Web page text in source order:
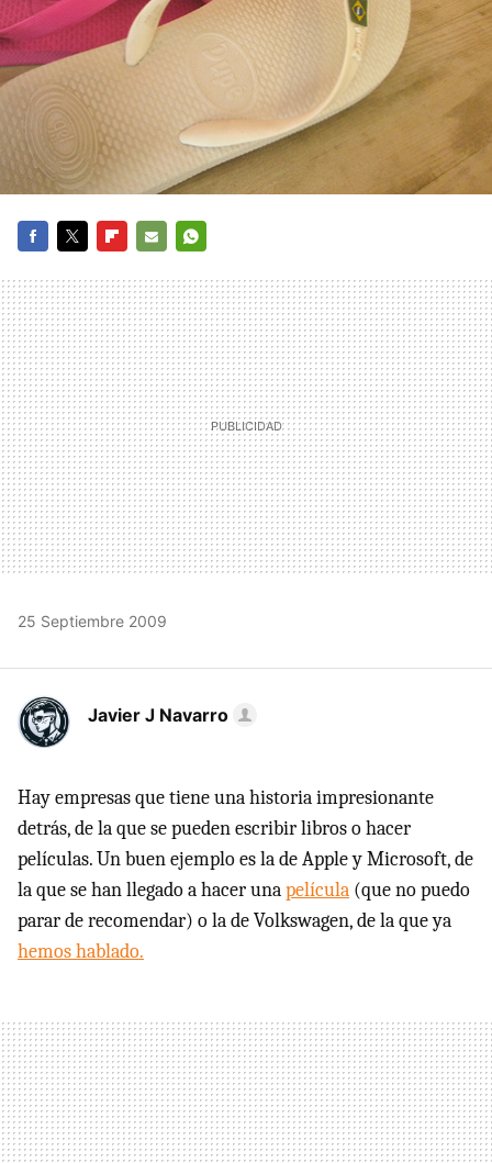
MAIL
25 Septiembre 2009
Javier J Navarro
Hay empresas que tiene una historia impresionante
detrás, de la que se pueden escribir libros o hacer
películas. Un buen ejemplo es la de Apple y Microsoft, de
la que se han llegado a hacer unapelícula (que no puedo
parar de recomendar) o la de Volkswagen, de la que ya
hemos hablado.